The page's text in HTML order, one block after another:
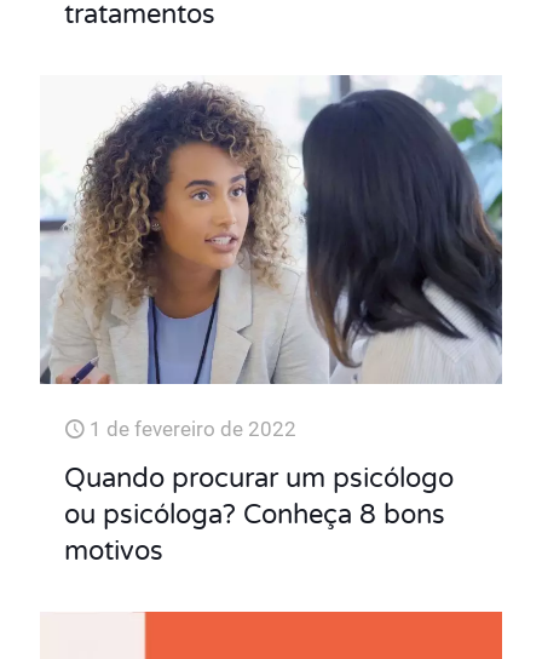
tratamentos
1 de fevereiro de 2022
Quando procurar um psicólogo
ou psicóloga? Conheça 8 bons
motivos